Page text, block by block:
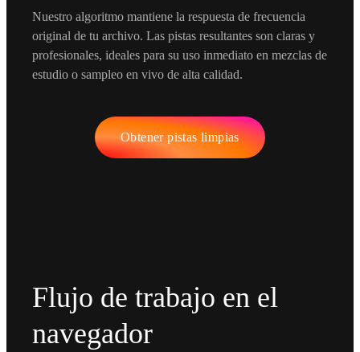
Nuestro algoritmo mantiene la respuesta de frecuencia
original de tu archivo. Las pistas resultantes son claras y
profesionales, ideales para su uso inmediato en mezclas de
estudio o sampleo en vivo de alta calidad.
Obtener pistas limpias
Flujo de trabajo en el
navegador